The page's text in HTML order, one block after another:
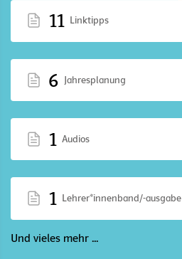
11 Linktipps
6 Jahresplanung
1 Audios
1 Lehrer*innenband/-ausgabe
Und vieles mehr ...